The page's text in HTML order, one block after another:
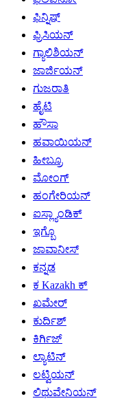
ಫಿನ್ನಿಷ್
ಫ್ರಿಸಿಯನ್
ಗ್ಯಾಲಿಶಿಯನ್
ಜಾರ್ಜಿಯನ್
ಗುಜರಾತಿ
ಹೈಟಿ
ಹೌಸಾ
ಹವಾಯಿಯನ್
ಹೀಬ್ರೂ
ಮೋಂಗ್
ಹಂಗೇರಿಯನ್
ಐಸ್ಲ್ಯಾಂಡಿಕ್
ಇಗ್ಬೊ
ಜಾವಾನೀಸ್
ಕನ್ನಡ
ಕ Kazakh ಕ್
ಖಮೇರ್
ಕುರ್ದಿಶ್
ಕಿರ್ಗಿಜ್
ಲ್ಯಾಟಿನ್
ಲಟ್ವಿಯನ್
ಲಿಥುವೇನಿಯನ್